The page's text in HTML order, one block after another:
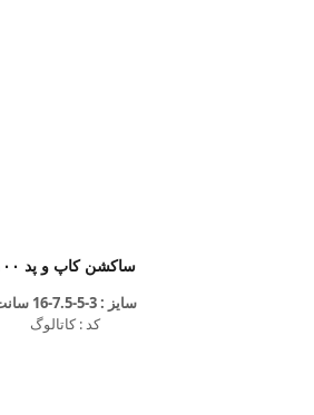
ساکشن کاپ و پد ۱۰۰
سایز : 3-5-7.5-16 سانت
کد : کاتالوگ